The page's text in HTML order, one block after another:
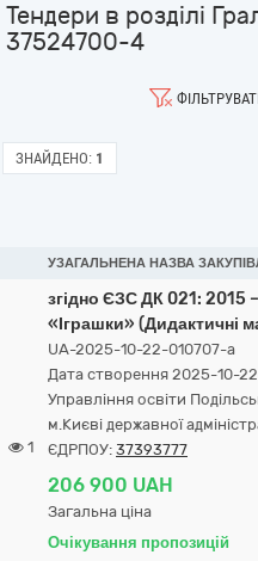
Тендери в розділі
37524700-4
ЗНАЙДЕНО: 1
УЗАГАЛЬНЕНА НАЗВА
1
згідно ЄЗС ДК 021: 2015
«Іграшки» (Дидактичні
UA-2025-10-22-010707-a
Дата створення 2025-10-22
Управління освіти
м.Києві державної
ЄДРПОУ: 37393777
206 900 UAH
Загальна ціна
Очікування пропозицій